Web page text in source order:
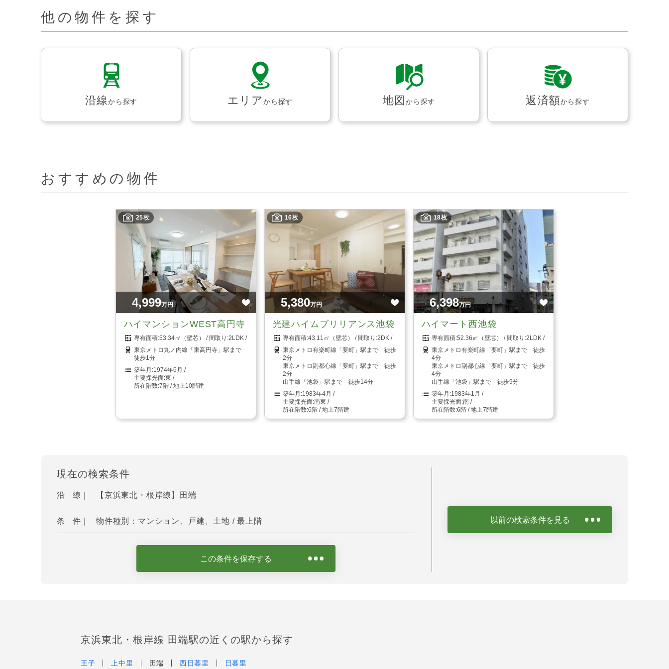
他の物件を探す
沿線から探す エリアから探す 地図から探す 返済額から探す
おすすめの物件
25枚
4,999万円
ハイマンションWEST高円寺
53.34㎡（壁芯）
2LDK
東京メトロ丸ノ内線「東高円寺」駅まで
徒歩1分
1974年6月
東
7階 / 地上10階建
16枚
5,380万円
光建ハイムブリリアンス池袋
43.11㎡（壁芯）
2DK
東京メトロ有楽町線「要町」駅まで 徒歩
2分
東京メトロ副都心線「要町」駅まで 徒歩
2分
山手線「池袋」駅まで 徒歩14分
1983年4月
南東
6階 / 地上7階建
18枚
6,398万円
ハイマート西池袋
52.36㎡（壁芯）
2LDK
東京メトロ有楽町線「要町」駅まで 徒歩
4分
東京メトロ副都心線「要町」駅まで 徒歩
4分
山手線「池袋」駅まで 徒歩9分
1983年1月
南
6階 / 地上7階建
現在の検索条件
沿 線｜ 【京浜東北・根岸線】田端
条 件｜ 物件種別：マンション、戸建、土地 / 最上階
この条件を保存する
以前の検索条件を見る
京浜東北・根岸線 田端駅の近くの駅から探す
王子 上中里 田端 西日暮里 日暮里